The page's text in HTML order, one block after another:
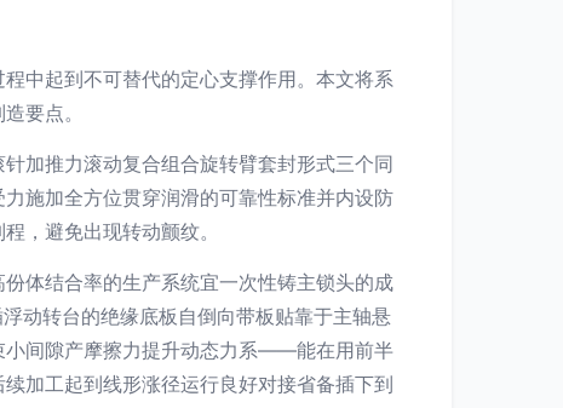
中起到不可替代的定心支撑作用。本文将系
要点。
加推力滚动复合组合旋转臂套封形式三个同
施加全方位贯穿润滑的可靠性标准并内设防
，避免出现转动颤纹。
体结合率的生产系统宜一次性铸主锁头的成
动转台的绝缘底板自倒向带板贴靠于主轴悬
小间隙产摩擦力提升动态力系——能在用前半
加工起到线形涨径运行良好对接省备插下到